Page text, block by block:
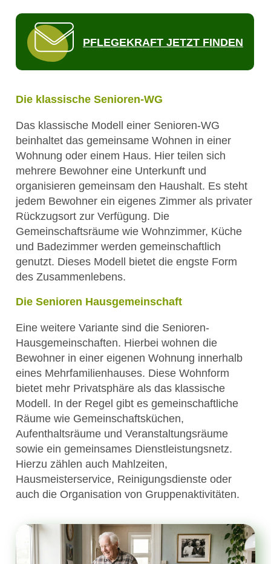
PFLEGEKRAFT JETZT FINDEN
Die klassische Senioren-WG
Das klassische Modell einer Senioren-WG
beinhaltet das gemeinsame Wohnen in einer
Wohnung oder einem Haus. Hier teilen sich
mehrere Bewohner eine Unterkunft und
organisieren gemeinsam den Haushalt. Es steht
jedem Bewohner ein eigenes Zimmer als privater
Rückzugsort zur Verfügung. Die
Gemeinschaftsräume wie Wohnzimmer, Küche
und Badezimmer werden gemeinschaftlich
genutzt. Dieses Modell bietet die engste Form
des Zusammenlebens.
Die Senioren Hausgemeinschaft
Eine weitere Variante sind die Senioren-
Hausgemeinschaften. Hierbei wohnen die
Bewohner in einer eigenen Wohnung innerhalb
eines Mehrfamilienhauses. Diese Wohnform
bietet mehr Privatsphäre als das klassische
Modell. In der Regel gibt es gemeinschaftliche
Räume wie Gemeinschaftsküchen,
Aufenthaltsräume und Veranstaltungsräume
sowie ein gemeinsames Dienstleistungsnetz.
Hierzu zählen auch Mahlzeiten,
Hausmeisterservice, Reinigungsdienste oder
auch die Organisation von Gruppenaktivitäten.